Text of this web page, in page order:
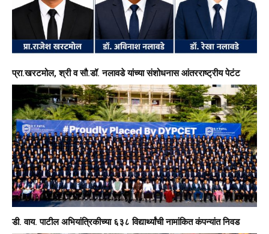
प्रा.खरटमोल, श्री व सौ.डॉ. नलावडे यांच्या संशोधनास आंतरराष्ट्रीय पेटंट
डी. वाय. पाटील अभियांत्रिकीच्या ६३८ विद्यार्थ्यांची नामांकित कंपन्यांत निवड